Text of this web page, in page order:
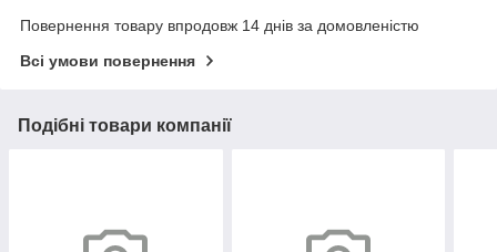
Повернення товару впродовж 14 днів за домовленістю
Всі умови повернення
Подібні товари компанії